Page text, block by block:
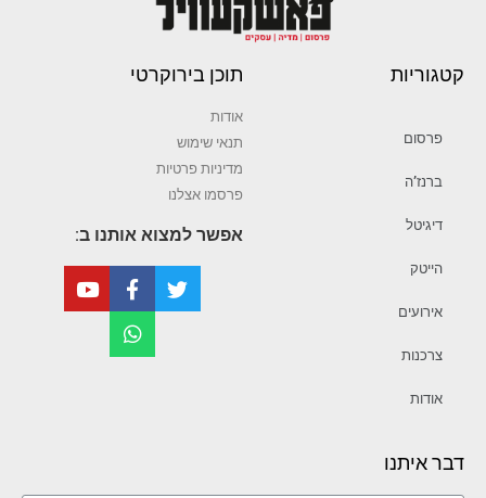
קטגוריות
פרסום
ברנז’ה
דיגיטל
הייטק
אירועים
צרכנות
אודות
תוכן בירוקרטי
אודות
תנאי שימוש
מדיניות פרטיות
פרסמו אצלנו
אפשר למצוא אותנו ב:
דבר איתנו